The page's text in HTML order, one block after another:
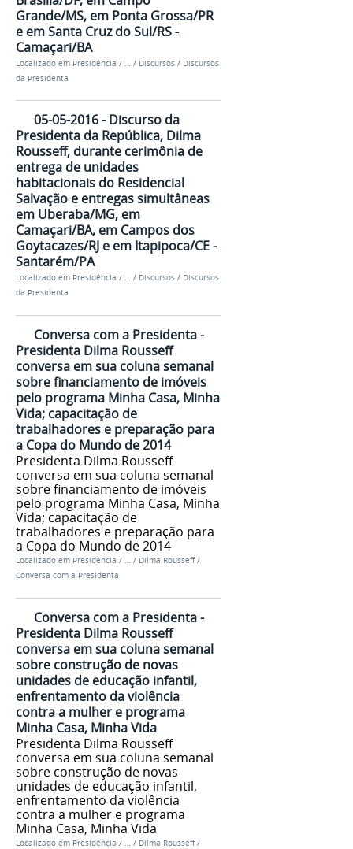
Grande/MS, em Ponta Grossa/PR
e em Santa Cruz do Sul/RS -
Camaçari/BA
Localizado em Presidência / … / Discursos / Discursos
da Presidenta
05-05-2016 - Discurso da
Presidenta da República, Dilma
Rousseff, durante cerimônia de
entrega de unidades
habitacionais do Residencial
Salvação e entregas simultâneas
em Uberaba/MG, em
Camaçari/BA, em Campos dos
Goytacazes/RJ e em Itapipoca/CE -
Santarém/PA
Localizado em Presidência / … / Discursos / Discursos
da Presidenta
Conversa com a Presidenta -
Presidenta Dilma Rousseff
conversa em sua coluna semanal
sobre financiamento de imóveis
pelo programa Minha Casa, Minha
Vida; capacitação de
trabalhadores e preparação para
a Copa do Mundo de 2014
Presidenta Dilma Rousseff
conversa em sua coluna semanal
sobre financiamento de imóveis
pelo programa Minha Casa, Minha
Vida; capacitação de
trabalhadores e preparação para
a Copa do Mundo de 2014
Localizado em Presidência / … / Dilma Rousseff /
Conversa com a Presidenta
Conversa com a Presidenta -
Presidenta Dilma Rousseff
conversa em sua coluna semanal
sobre construção de novas
unidades de educação infantil,
enfrentamento da violência
contra a mulher e programa
Minha Casa, Minha Vida
Presidenta Dilma Rousseff
conversa em sua coluna semanal
sobre construção de novas
unidades de educação infantil,
enfrentamento da violência
contra a mulher e programa
Minha Casa, Minha Vida
Localizado em Presidência / … / Dilma Rousseff /